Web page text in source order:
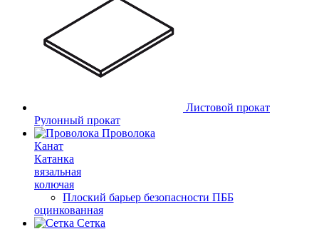
Листовой прокат
Рулонный прокат
Проволока
Канат
Катанка
вязальная
колючая
Плоский барьер безопасности ПББ
оцинкованная
Сетка